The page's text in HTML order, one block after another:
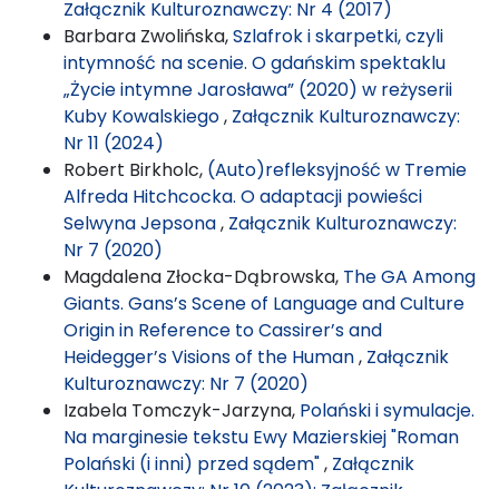
Załącznik Kulturoznawczy: Nr 4 (2017)
Barbara Zwolińska,Szlafrok i skarpetki, czyli
intymność na scenie. O gdańskim spektaklu
„Życie intymne Jarosława” (2020) w reżyserii
Kuby Kowalskiego, Załącznik Kulturoznawczy:
Nr 11 (2024)
Robert Birkholc, (Auto)refleksyjność w Tremie
Alfreda Hitchcocka. O adaptacji powieści
Selwyna Jepsona, Załącznik Kulturoznawczy:
Nr 7 (2020)
Magdalena Złocka-Dąbrowska, The GA Among
Giants. Gans’s Scene of Language and Culture
Origin in Reference to Cassirer’s and
Heidegger’s Visions of the Human, Załącznik
Kulturoznawczy: Nr 7 (2020)
Izabela Tomczyk-Jarzyna, Polański i symulacje.
Na marginesie tekstu Ewy Mazierskiej "Roman
Polański (i inni) przed sądem", Załącznik